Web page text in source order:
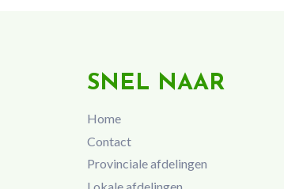
SNEL NAAR
Home
Contact
Provinciale afdelingen